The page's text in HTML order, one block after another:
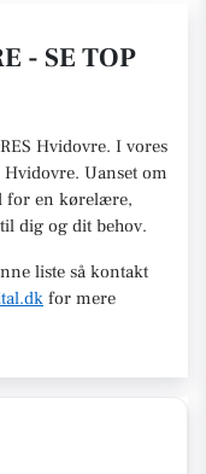
- SE TOP
Hvidovre. I vores
Hvidovre. Uanset om
for en kørelære,
dig og dit behov.
liste så kontakt
for mere